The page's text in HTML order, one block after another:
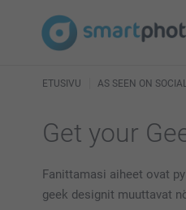
ETUSIVU AS SEEN ON
Get your
Fanittamasi aiheet ovat
geek designit muuttavat